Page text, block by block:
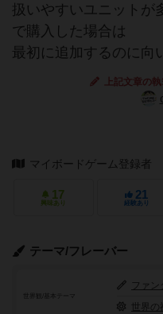
扱いやすいユニットが
で購入した場合は
最初に追加するのに向
上記文章の
マイボードゲーム登録者
17
興味あり
21
経験あり
テーマ/フレーバー
世界観/基本テーマ
ファン
世界